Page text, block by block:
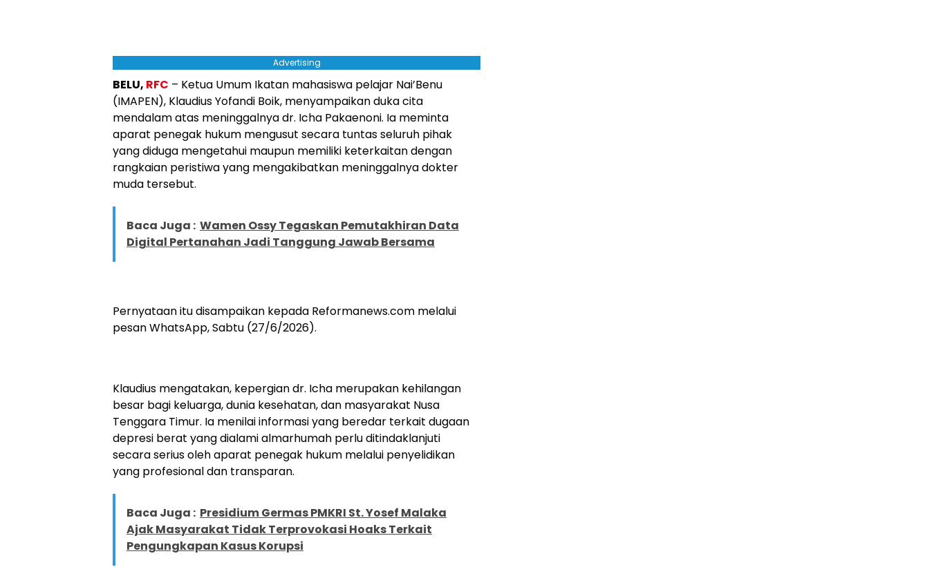
Advertising
BELU, RFC – Ketua Umum Ikatan mahasiswa pelajar Nai’Benu
(IMAPEN), Klaudius Yofandi Boik, menyampaikan duka cita
mendalam atas meninggalnya dr. Icha Pakaenoni. Ia meminta
aparat penegak hukum mengusut secara tuntas seluruh pihak
yang diduga mengetahui maupun memiliki keterkaitan dengan
rangkaian peristiwa yang mengakibatkan meninggalnya dokter
muda tersebut.
Baca Juga : Wamen Ossy Tegaskan Pemutakhiran Data
Digital Pertanahan Jadi Tanggung Jawab Bersama
Pernyataan itu disampaikan kepada Reformanews.com melalui
pesan WhatsApp, Sabtu (27/6/2026).
Klaudius mengatakan, kepergian dr. Icha merupakan kehilangan
besar bagi keluarga, dunia kesehatan, dan masyarakat Nusa
Tenggara Timur. Ia menilai informasi yang beredar terkait dugaan
depresi berat yang dialami almarhumah perlu ditindaklanjuti
secara serius oleh aparat penegak hukum melalui penyelidikan
yang profesional dan transparan.
Baca Juga : Presidium Germas PMKRI St. Yosef Malaka
Ajak Masyarakat Tidak Terprovokasi Hoaks Terkait
Pengungkapan Kasus Korupsi